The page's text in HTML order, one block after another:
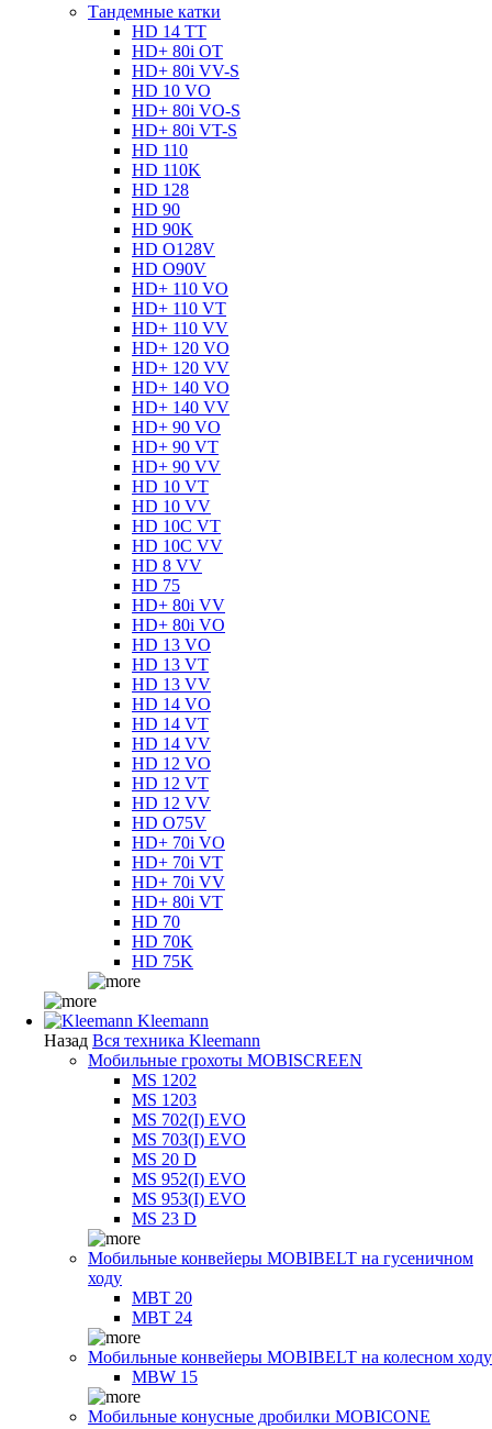
Тандемные катки
HD 14 TT
HD+ 80i OT
HD+ 80i VV-S
HD 10 VO
HD+ 80i VO-S
HD+ 80i VT-S
HD 110
HD 110K
HD 128
HD 90
HD 90K
HD O128V
HD O90V
HD+ 110 VO
HD+ 110 VT
HD+ 110 VV
HD+ 120 VO
HD+ 120 VV
HD+ 140 VO
HD+ 140 VV
HD+ 90 VO
HD+ 90 VT
HD+ 90 VV
HD 10 VT
HD 10 VV
HD 10C VT
HD 10C VV
HD 8 VV
HD 75
HD+ 80i VV
HD+ 80i VO
HD 13 VO
HD 13 VT
HD 13 VV
HD 14 VO
HD 14 VT
HD 14 VV
HD 12 VO
HD 12 VT
HD 12 VV
HD O75V
HD+ 70i VO
HD+ 70i VT
HD+ 70i VV
HD+ 80i VT
HD 70
HD 70K
HD 75K
Kleemann
Назад Вся техника Kleemann
Мобильные грохоты MOBISCREEN
MS 1202
MS 1203
MS 702(I) EVO
MS 703(I) EVO
MS 20 D
MS 952(I) EVO
MS 953(I) EVO
MS 23 D
Мобильные конвейеры MOBIBELT на гусеничном
ходу
MBT 20
MBT 24
Мобильные конвейеры MOBIBELT на колесном ходу
MBW 15
Мобильные конусные дробилки MOBICONE